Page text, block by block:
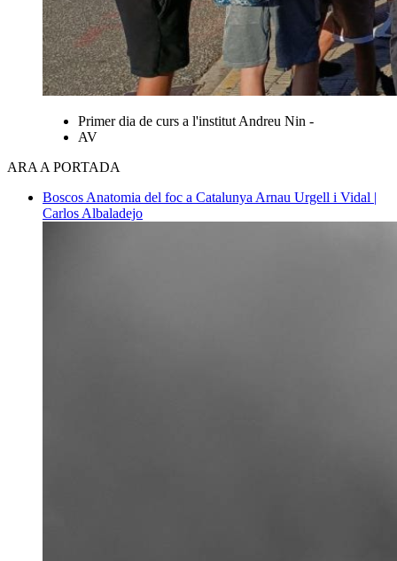
Primer dia de curs a l'institut Andreu Nin -
AV
ARA A PORTADA
Boscos Anatomia del foc a Catalunya Arnau Urgell i Vidal |
Carlos Albaladejo